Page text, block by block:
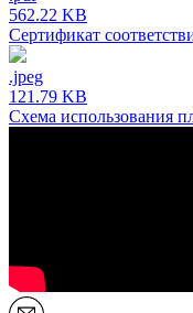
562.22 KB
Сертификат
.jpeg
121.79 KB
Схема использования